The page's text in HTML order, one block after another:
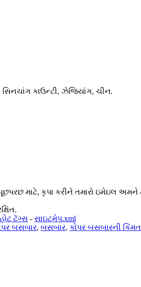
કાઉન્ટી, ઝેજિયાંગ, ચીન.
માટે, કૃપા કરીને તમારો ઇમેઇલ
હોટ ટૅગ્સ - સાઇટમેપ.xml
બસબાર, બસબાર, કોપર બસબારની કિંમત